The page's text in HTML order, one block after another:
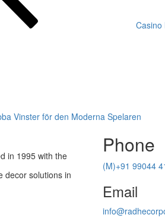
Casino
Vinster för den Moderna Spelaren
in 1995 with the
decor solutions in
Phone
(M)+91 99044
Email